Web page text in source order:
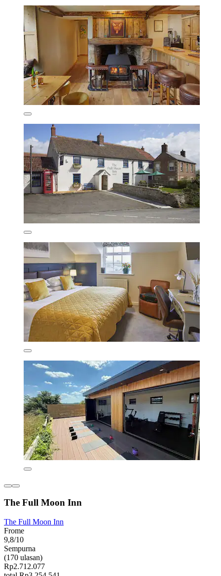
The Full Moon Inn
The Full Moon Inn
Frome
9,8/10
Sempurna
(170 ulasan)
Rp2.712.077